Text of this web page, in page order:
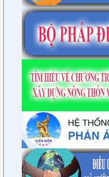
bổ sung, thay thế, bãi bỏ
thủy nội địa thuộc phạm vi
dựng tỉnh Điện Biên.
lượt xem: 22 | lượt tải:19